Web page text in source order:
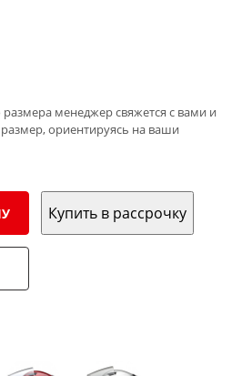
менеджер свяжется с вами и
ориентируясь на ваши
Купить в рассрочку